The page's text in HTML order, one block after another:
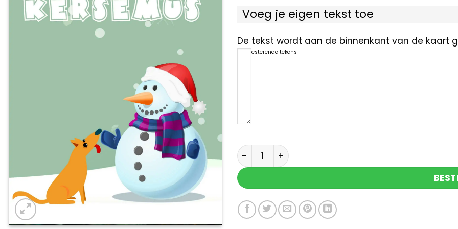
Voeg je eigen tekst toe
De tekst wordt aan de binnenkant van de kaart
resterende tekens
Merry kersemus aantal